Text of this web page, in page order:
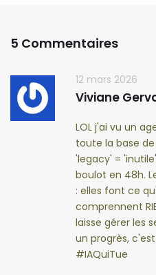
5 Commentaires
12 mars 2026
Viviane
LOL j'ai vu un
toute la base
'legacy' =
boulot en 48h.
: elles font ce
comprennent
laisse gérer les
un progrès,
#IAQuiTue